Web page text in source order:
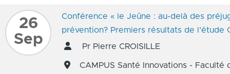
26
Sep
Conférence « le Jeûne : au-delà des
prévention? Premiers résultats de l’étude
Pr Pierre CROISILLE
CAMPUS Santé Innovations -